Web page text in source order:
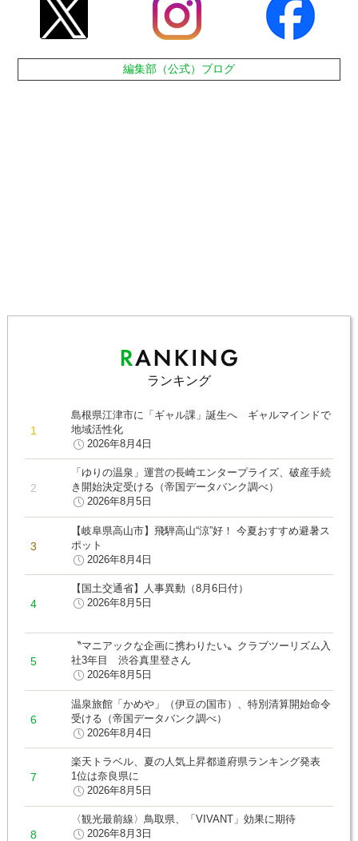
編集部（公式）ブログ
ランキング
島根県江津市に「ギャル課」誕生へ ギャルマインドで
地域活性化
2026年8月4日
「ゆりの温泉」運営の長崎エンタープライズ、破産手続
き開始決定受ける（帝国データバンク調べ）
2026年8月5日
【岐阜県高山市】飛騨高山“涼”好！ 今夏おすすめ避暑ス
ポット
2026年8月4日
【国土交通省】人事異動（8月6日付）
2026年8月5日
〝マニアックな企画に携わりたい〟クラブツーリズム入
社3年目 渋谷真里登さん
2026年8月5日
温泉旅館「かめや」（伊豆の国市）、特別清算開始命令
受ける（帝国データバンク調べ）
2026年8月4日
楽天トラベル、夏の人気上昇都道府県ランキング発表
1位は奈良県に
2026年8月5日
〈観光最前線〉鳥取県、「VIVANT」効果に期待
2026年8月3日